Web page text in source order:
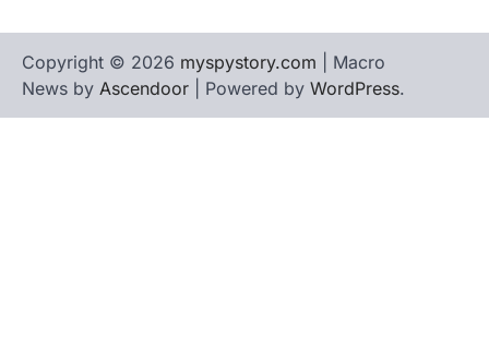
Copyright © 2026 myspystory.com | Macro
News by Ascendoor | Powered by WordPress.